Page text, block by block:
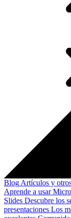
Blog Artículos y
Aprende a usar
Slides Descubre los
presentaciones Los